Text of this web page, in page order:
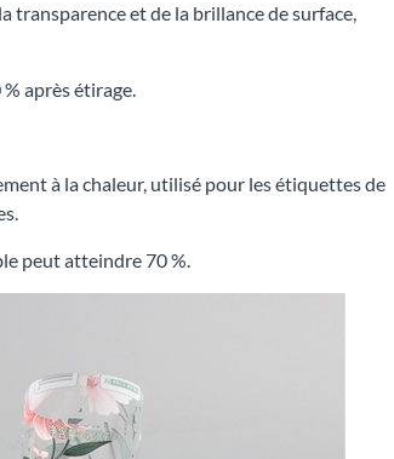
transparence et de la brillance de surface,
après étirage.
à la chaleur, utilisé pour les étiquettes de
peut atteindre 70 %.